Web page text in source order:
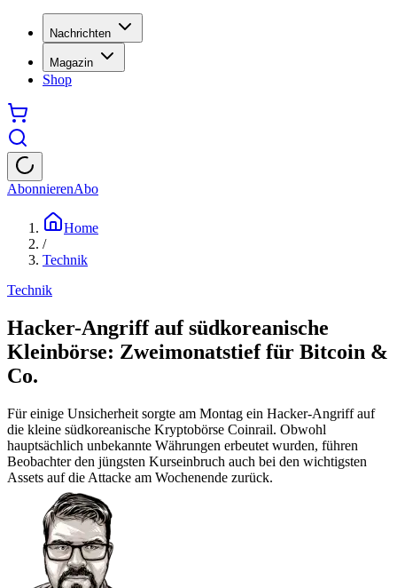
Nachrichten
Magazin
Shop
AbonnierenAbo
Home
/
Technik
Technik
Hacker-Angriff auf südkoreanische
Kleinbörse: Zweimonatstief für Bitcoin &
Co.
Für einige Unsicherheit sorgte am Montag ein Hacker-Angriff auf
die kleine südkoreanische Kryptobörse Coinrail. Obwohl
hauptsächlich unbekannte Währungen erbeutet wurden, führen
Beobachter den jüngsten Kurseinbruch auch bei den wichtigsten
Assets auf die Attacke am Wochenende zurück.